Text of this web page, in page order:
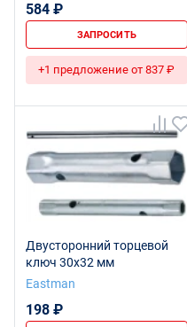
584 ₽
ЗАПРОСИТЬ
+1 предложение от 837 ₽
Двусторонний торцевой
ключ 30x32 мм
Eastman
198 ₽